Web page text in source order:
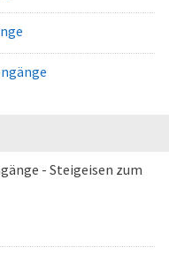
- Steigeisen zum